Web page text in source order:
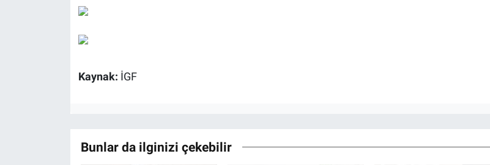
Kaynak: İGF
Bunlar da ilginizi çekebilir